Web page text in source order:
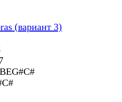
(вариант 3)